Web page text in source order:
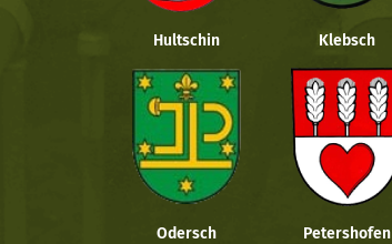
Hultschin Klebsch
Odersch Petershofen